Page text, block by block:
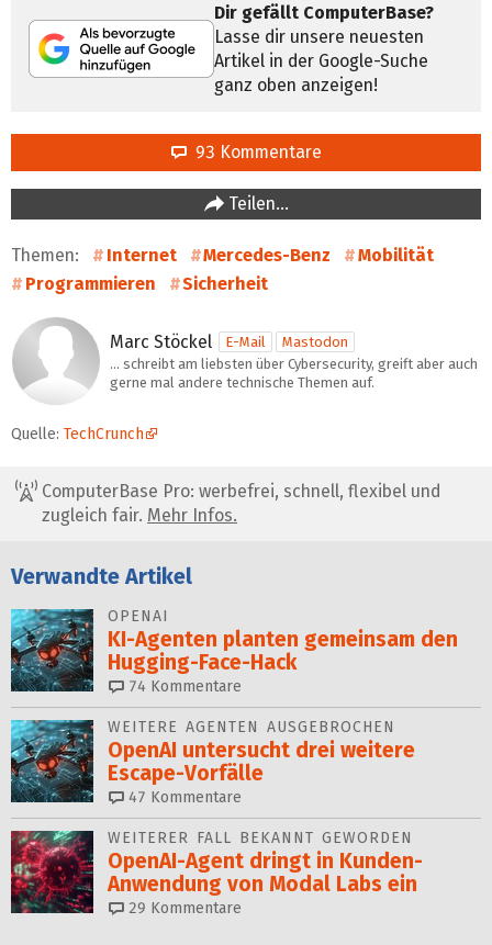
Dir gefällt ComputerBase?
Lasse dir unsere neuesten
Artikel in der Google-Suche
ganz oben anzeigen!
93 Kommentare
Teilen…
Themen: Internet Mercedes-Benz
Mobilität
Programmieren
Sicherheit
Marc Stöckel E-Mail
Mastodon
... schreibt am liebsten über Cybersecurity, greift aber auch
gerne mal andere technische Themen auf.
Quelle: TechCrunch
ComputerBase Pro: werbefrei, schnell, flexibel und
zugleich fair. Mehr Infos.
Verwandte Artikel
OPENAI
KI-Agenten planten gemein­sam den
Hugging-Face-Hack
74 Kommentare
WEITERE AGENTEN AUSGEBROCHEN
OpenAI untersucht drei weitere
Escape-Vorfälle
47 Kommentare
WEITERER FALL BEKANNT GEWORDEN
OpenAI-Agent dringt in Kun­den-
Anwendung von Modal Labs ein
29 Kommentare